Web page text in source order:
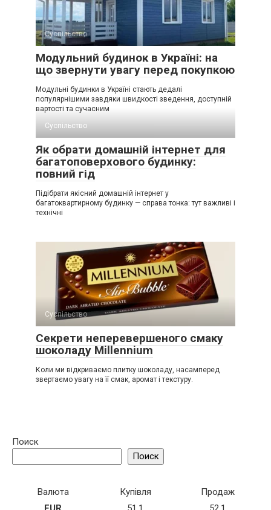
Суспільство
Модульний будинок в Україні: на
що звернути увагу перед покупкою
Модульні будинки в Україні стають дедалі
популярнішими завдяки швидкості зведення, доступній
вартості та сучасним
Суспільство
Як обрати домашній інтернет для
багатоповерхового будинку:
повний гід
Підібрати якісний домашній інтернет у
багатоквартирному будинку — справа тонка: тут важливі і
технічні
Суспільство
Секрети неперевершеного смаку
шоколаду Millennium
Коли ми відкриваємо плитку шоколаду, насамперед
звертаємо увагу на її смак, аромат і текстуру.
Поиск
Поиск
Валюта Купівля
Продаж